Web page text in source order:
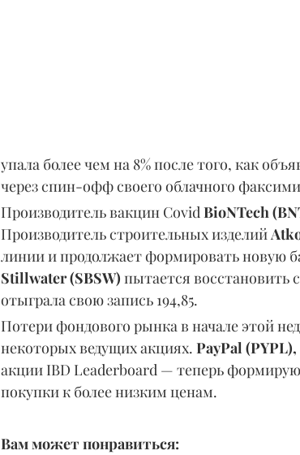
упала более чем на 8% после того, как
через спин-офф своего облачного
Производитель вакцин Covid BioNTech
Производитель строительных изделий
линии и продолжает формировать новую
Stillwater (SBSW) пытается восстановить
отыграла свою запись 194,85.
Потери фондового рынка в начале этой
некоторых ведущих акциях. PayPal
акции IBD Leaderboard — теперь
покупки к более низким ценам.
Вам может понравиться: